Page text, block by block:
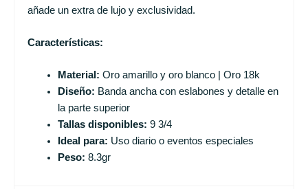
añade un extra de lujo y exclusividad.
Características:
Material: Oro amarillo y oro blanco | Oro 18k
Diseño: Banda ancha con eslabones y detalle en
la parte superior
Tallas disponibles: 9 3/4
Ideal para: Uso diario o eventos especiales
Peso: 8.3gr